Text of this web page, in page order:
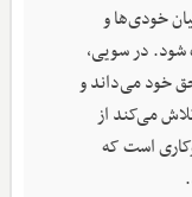
خودی‌ها و
شود. در سویی،
خود می‌داند و
می‌کند از
است که